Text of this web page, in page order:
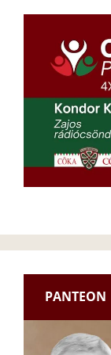
PANTEON